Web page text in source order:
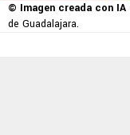
© Imagen creada con IA
de Guadalajara.